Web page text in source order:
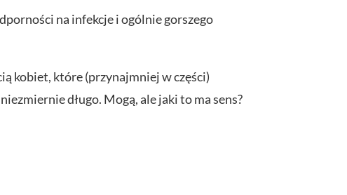
na infekcje i ogólnie gorszego
kobiet, które (przynajmniej w części)
długo. Mogą, ale jaki to ma sens?